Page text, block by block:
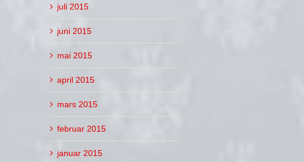
juli 2015
juni 2015
mai 2015
april 2015
mars 2015
februar 2015
januar 2015